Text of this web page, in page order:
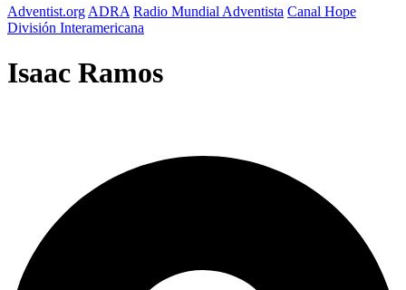
Adventist.org ADRA Radio Mundial Adventista Canal Hope
División Interamericana
Isaac Ramos